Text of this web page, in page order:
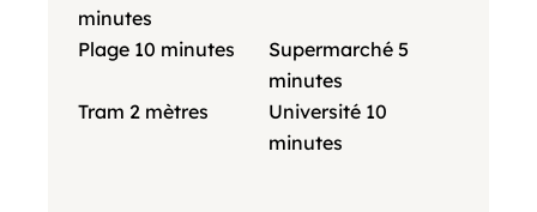
minutes
Plage 10 minutes Supermarché 5
minutes
Tram 2 mètres Université 10
minutes